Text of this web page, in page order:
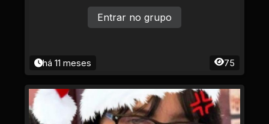
há 11 meses 75
Entrar no grupo